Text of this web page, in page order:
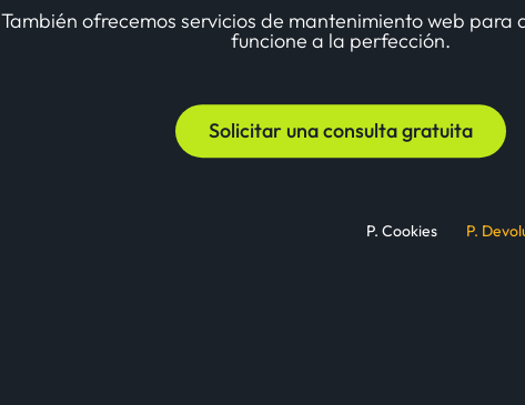
También ofrecemos servicios de mantenimiento web para
funcione a la perfección.
Solicitar una consulta gratuita
P. Cookies P.